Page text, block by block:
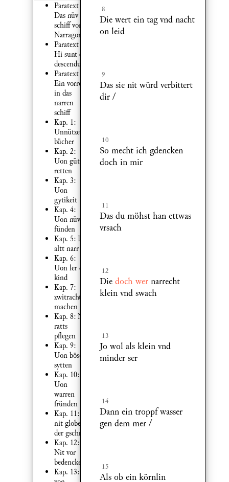
Paratext 1:
Das nüv
schiff von
Narragonia
Paratext 2:
Hi sunt qui
descendunt
Paratext 6:
Ein vorred
in das
narren
schiff
Kap. 1:
Unnütze
bücher
Kap. 2:
Uon güten
retten
Kap. 3:
Uon
gytikeit
Kap. 4:
Uon nüven
fünden
Kap. 5: Der
altt narr
Kap. 6:
Uon ler der
kind
Kap. 7:
zwitracht
machen
Kap. 8: Nit
ratts
pflegen
Kap. 9:
Uon bösen
sytten
Kap. 10:
Uon
warren
fründen
Kap. 11:
nit globen
der gschrift
Kap. 12:
Nit vor
bedencken
Kap. 13:
8
Die wert ein tag vnd nacht
on leid
9
Das sie nit würd verbittert
dir /
10
So mecht ich gdencken
doch in mir
11
Das du möhst han ettwas
vrsach
12
Die doch wer narrecht
klein vnd swach
13
Jo wol als klein vnd
minder ser
14
Dann ein troppf wasser
gen dem mer /
15
Als ob ein körnlin